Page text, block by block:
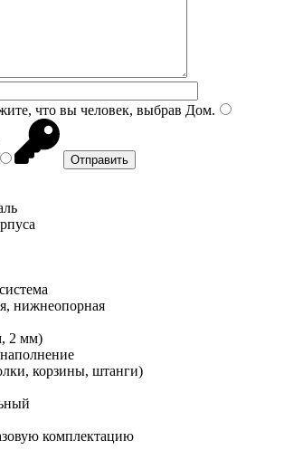
что вы человек, выбрав Дом.
нижнеопорная
2 мм)
корзины, штанги)
комплектацию